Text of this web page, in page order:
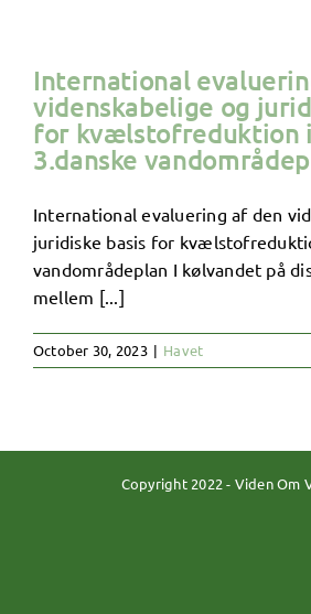
International
videnskabelige og
for kvælstofreduktion
3.danske
International evaluering af den
juridiske basis for
vandområdeplan I kølvandet på
mellem [...]
October 30, 2023 | Havet
Copyright 2022 - Viden Om